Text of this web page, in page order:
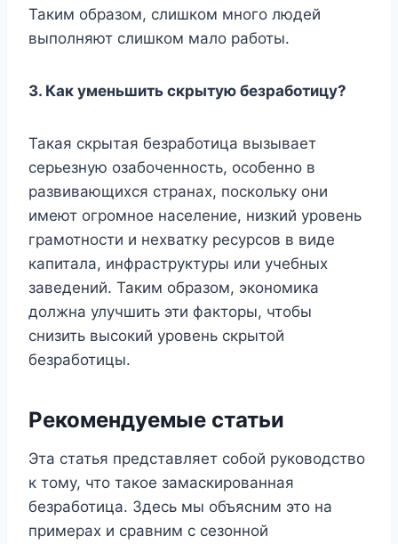
Таким образом, слишком много людей
выполняют слишком мало работы.
3. Как уменьшить скрытую безработицу?
Такая скрытая безработица вызывает
серьезную озабоченность, особенно в
развивающихся странах, поскольку они
имеют огромное население, низкий уровень
грамотности и нехватку ресурсов в виде
капитала, инфраструктуры или учебных
заведений. Таким образом, экономика
должна улучшить эти факторы, чтобы
снизить высокий уровень скрытой
безработицы.
Рекомендуемые статьи
Эта статья представляет собой руководство
к тому, что такое замаскированная
безработица. Здесь мы объясним это на
примерах и сравним с сезонной